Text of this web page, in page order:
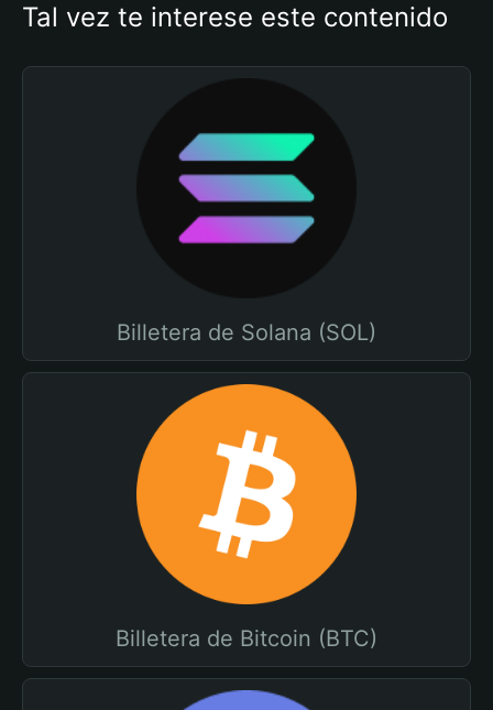
Tal vez te interese este contenido
Billetera de Solana (SOL)
Billetera de Bitcoin (BTC)